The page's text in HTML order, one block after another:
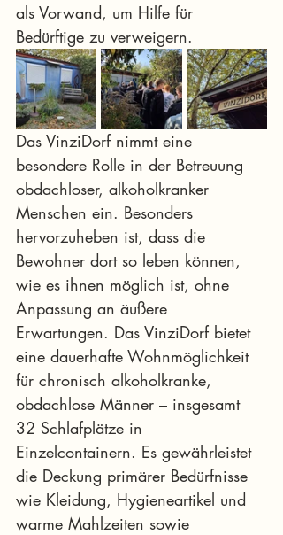
als Vorwand, um Hilfe für
Bedürftige zu verweigern.
Das VinziDorf nimmt eine
besondere Rolle in der Betreuung
obdachloser, alkoholkranker
Menschen ein. Besonders
hervorzuheben ist, dass die
Bewohner dort so leben können,
wie es ihnen möglich ist, ohne
Anpassung an äußere
Erwartungen. Das VinziDorf bietet
eine dauerhafte Wohnmöglichkeit
für chronisch alkoholkranke,
obdachlose Männer – insgesamt
32 Schlafplätze in
Einzelcontainern. Es gewährleistet
die Deckung primärer Bedürfnisse
wie Kleidung, Hygieneartikel und
warme Mahlzeiten sowie